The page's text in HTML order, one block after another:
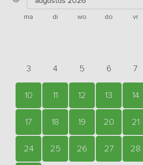
ma di wo do vr
3 4 5 6 7
10 11 12 13 14
17 18 19 20 21
24 25 26 27 28